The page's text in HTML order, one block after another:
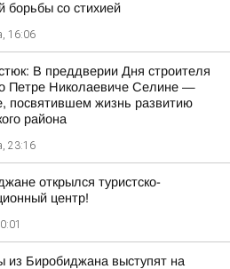
борьбы со стихией
16:06
В преддверии Дня строителя
о Петре Николаевиче Селине —
посвятившем жизнь развитию
района
23:16
открылся туристско-
центр!
из Биробиджана выступят на